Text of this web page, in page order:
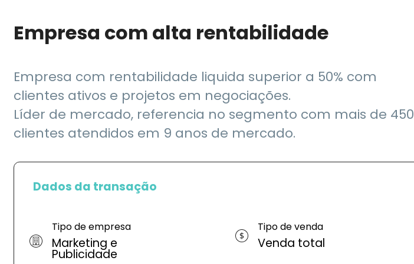
Empresa com alta rentabilidade
Empresa com rentabilidade liquida superior a 50% com
clientes ativos e projetos em negociações.
Líder de mercado, referencia no segmento com mais de 450
clientes atendidos em 9 anos de mercado.
Dados da transação
Tipo de empresa
Marketing e
Publicidade
Tipo de venda
Venda total